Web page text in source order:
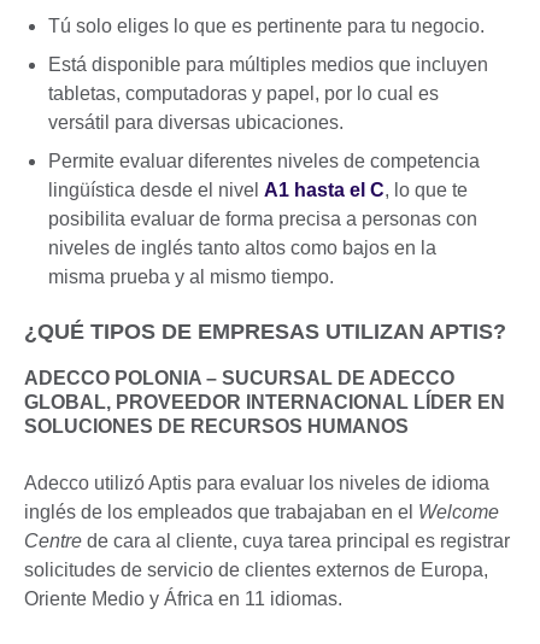
Tú solo eliges lo que es pertinente para tu negocio.
Está disponible para múltiples medios que incluyen
tabletas, computadoras y papel, por lo cual es
versátil para diversas ubicaciones.
Permite evaluar diferentes niveles de competencia
lingüística desde el nivel A1 hasta el C, lo que te
posibilita evaluar de forma precisa a personas con
niveles de inglés tanto altos como bajos en la
misma prueba y al mismo tiempo.
¿QUÉ TIPOS DE EMPRESAS UTILIZAN APTIS?
ADECCO POLONIA – SUCURSAL DE ADECCO
GLOBAL, PROVEEDOR INTERNACIONAL LÍDER EN
SOLUCIONES DE RECURSOS HUMANOS
Adecco utilizó Aptis para evaluar los niveles de idioma
inglés de los empleados que trabajaban en el Welcome
Centre de cara al cliente, cuya tarea principal es registrar
solicitudes de servicio de clientes externos de Europa,
Oriente Medio y África en 11 idiomas.